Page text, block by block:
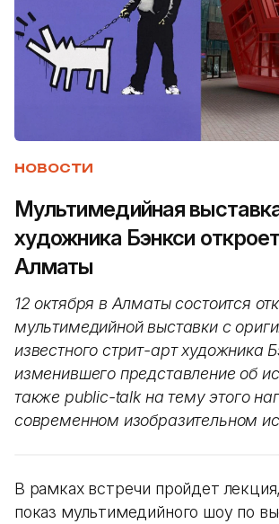
НОВОСТИ
Мультимедийная
художника Бэнкси
Алматы
12 октября в Алматы состоится
мультимедийной выставки с
известного стрит-арт художника
изменившего представление об
также public-talk на тему этого
современном изобразительном
В рамках встречи пройдет
показ мультимедийного шоу по